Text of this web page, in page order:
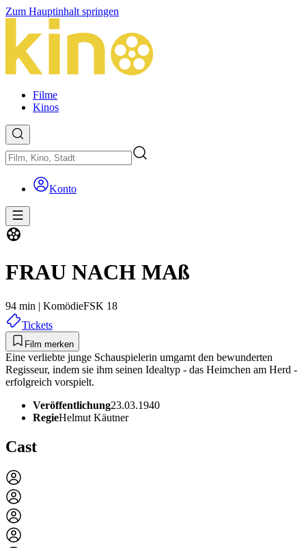
Zum Hauptinhalt springen
Filme
Kinos
Konto
FRAU NACH MAß
94 min | KomödieFSK 18
Tickets
Film merken
Eine verliebte junge Schauspielerin umgarnt den bewunderten
Regisseur, indem sie ihm seinen Idealtyp - das Heimchen am Herd -
erfolgreich vorspielt.
Veröffentlichung23.03.1940
RegieHelmut Käutner
Cast